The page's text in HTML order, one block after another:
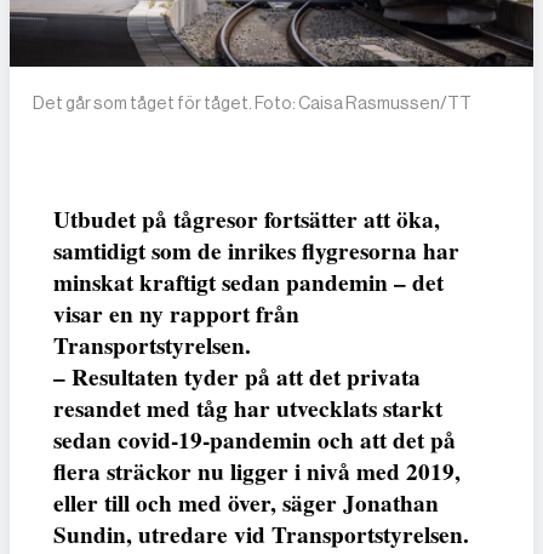
Det går som tåget för tåget. Foto: Caisa Rasmussen/TT
Utbudet på tågresor fortsätter att öka,
samtidigt som de inrikes flygresorna har
minskat kraftigt sedan pandemin – det
visar en ny rapport från
Transportstyrelsen.
– Resultaten tyder på att det privata
resandet med tåg har utvecklats starkt
sedan covid-19-pandemin och att det på
flera sträckor nu ligger i nivå med 2019,
eller till och med över, säger Jonathan
Sundin, utredare vid Transportstyrelsen.